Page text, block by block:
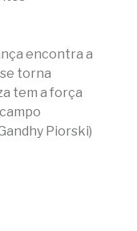
encontra a
torna
tem a força
Piorski)